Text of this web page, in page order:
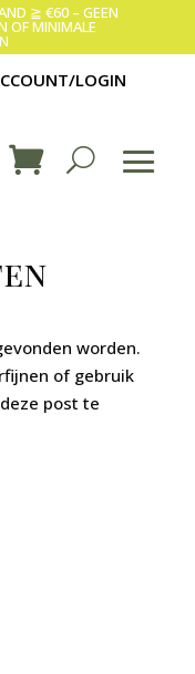
≧ €60 – GEEN
OF MINIMALE
LOGIN
worden.
of gebruik
post te